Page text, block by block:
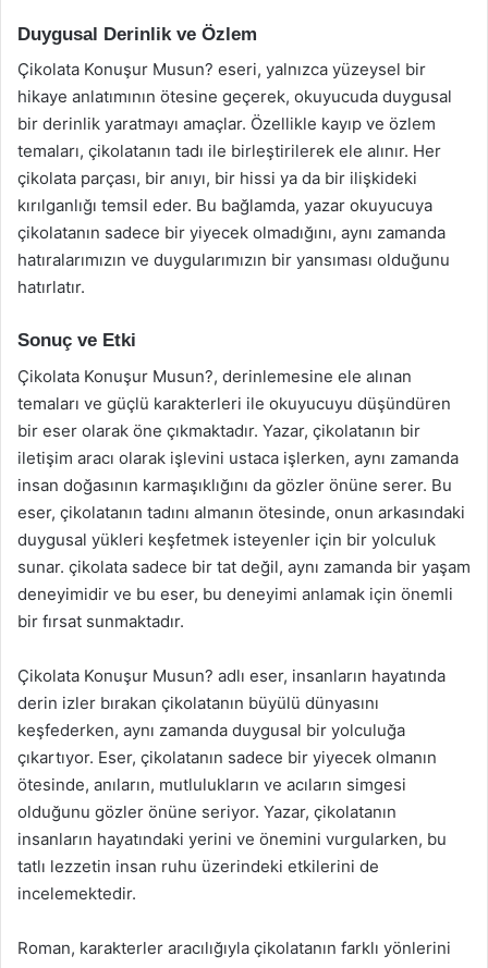
Duygusal Derinlik ve Özlem
Çikolata Konuşur Musun? eseri, yalnızca yüzeysel bir
hikaye anlatımının ötesine geçerek, okuyucuda duygusal
bir derinlik yaratmayı amaçlar. Özellikle kayıp ve özlem
temaları, çikolatanın tadı ile birleştirilerek ele alınır. Her
çikolata parçası, bir anıyı, bir hissi ya da bir ilişkideki
kırılganlığı temsil eder. Bu bağlamda, yazar okuyucuya
çikolatanın sadece bir yiyecek olmadığını, aynı zamanda
hatıralarımızın ve duygularımızın bir yansıması olduğunu
hatırlatır.
Sonuç ve Etki
Çikolata Konuşur Musun?, derinlemesine ele alınan
temaları ve güçlü karakterleri ile okuyucuyu düşündüren
bir eser olarak öne çıkmaktadır. Yazar, çikolatanın bir
iletişim aracı olarak işlevini ustaca işlerken, aynı zamanda
insan doğasının karmaşıklığını da gözler önüne serer. Bu
eser, çikolatanın tadını almanın ötesinde, onun arkasındaki
duygusal yükleri keşfetmek isteyenler için bir yolculuk
sunar. çikolata sadece bir tat değil, aynı zamanda bir yaşam
deneyimidir ve bu eser, bu deneyimi anlamak için önemli
bir fırsat sunmaktadır.
Çikolata Konuşur Musun? adlı eser, insanların hayatında
derin izler bırakan çikolatanın büyülü dünyasını
keşfederken, aynı zamanda duygusal bir yolculuğa
çıkartıyor. Eser, çikolatanın sadece bir yiyecek olmanın
ötesinde, anıların, mutlulukların ve acıların simgesi
olduğunu gözler önüne seriyor. Yazar, çikolatanın
insanların hayatındaki yerini ve önemini vurgularken, bu
tatlı lezzetin insan ruhu üzerindeki etkilerini de
incelemektedir.
Roman, karakterler aracılığıyla çikolatanın farklı yönlerini